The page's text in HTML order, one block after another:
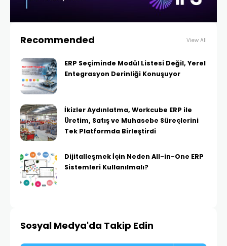
Recommended View All
ERP Seçiminde Modül Listesi Değil, Yerel
Entegrasyon Derinliği Konuşuyor
İkizler Aydınlatma, Workcube ERP ile
Üretim, Satış ve Muhasebe Süreçlerini
Tek Platformda Birleştirdi
Dijitalleşmek İçin Neden All-in-One ERP
Sistemleri Kullanılmalı?
Sosyal Medya'da Takip Edin